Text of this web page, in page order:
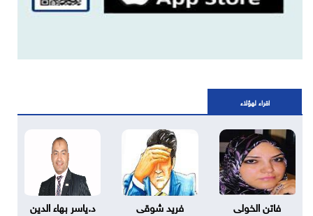
اقراء لهؤلاء
فاتن الخولى فريد شوقى د.ياسر بهاء الدين